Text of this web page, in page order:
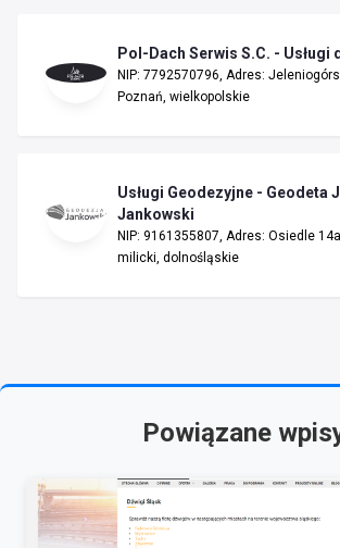
Pol-Dach Serwis S.C. - Usługi
NIP: 7792570796, Adres:
Poznań, wielkopolskie
Usługi Geodezyjne - Geodeta
Jankowski
NIP: 9161355807, Adres: Osiedle
milicki, dolnośląskie
Powiązane